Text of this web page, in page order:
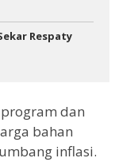
Respaty
dan
bahan
inflasi.